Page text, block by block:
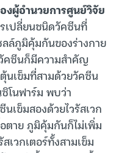
ผู้อำนวยการศูนย์วิจัย
เปลี่ยนชนิดวัคซีนที่
ล์ภูมิคุ้มกันของร่างกาย
คซีนก็มีความสำคัญ
นเข็มที่สามด้วยวัคซีน
โนฟาร์ม พบว่า
ข็มสองด้วยไวรัสเวก
ตาย ภูมิคุ้มกันก็ไม่เพิ่ม
เวกเตอร์ทั้งสามเข็ม